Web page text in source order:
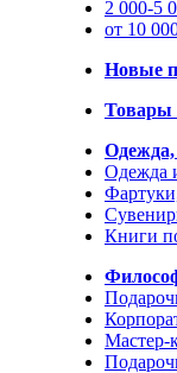
2 000-5
от 10
Новые
Товары
Одежда,
Одежда
Книги
Мастер-